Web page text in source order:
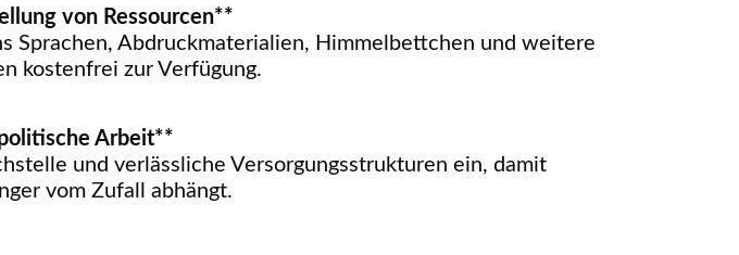
von Ressourcen**
Sprachen, Abdruckmaterialien, Himmelbettchen und weitere
kostenfrei zur Verfügung.
Arbeit**
und verlässliche Versorgungsstrukturen ein, damit
vom Zufall abhängt.